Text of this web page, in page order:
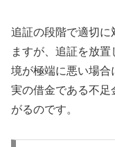
追証の段階で適切に
ますが、追証を放
境が極端に悪い場合
実の借金である不足
がるのです。